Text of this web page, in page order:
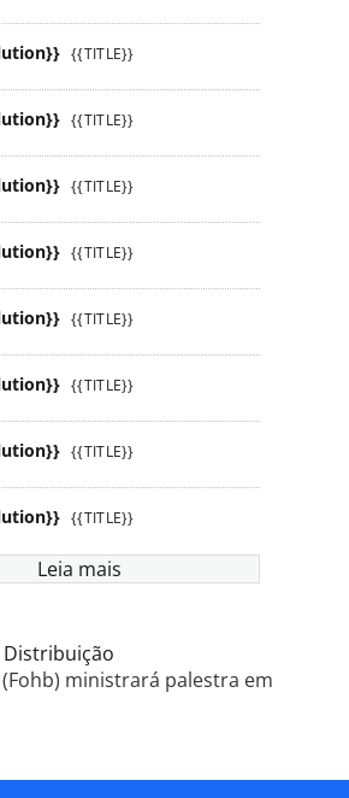
{{TITLE}}
{{TITLE}}
{{TITLE}}
{{TITLE}}
{{TITLE}}
{{TITLE}}
{{TITLE}}
{{TITLE}}
Leia mais
Distribuição
ministrará palestra em